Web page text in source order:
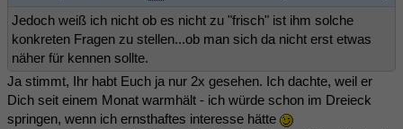
Jedoch weiß ich nicht ob es nicht zu "frisch" ist ihm solche
konkreten Fragen zu stellen...ob man sich da nicht erst etwas
näher für kennen sollte.
Ja stimmt, Ihr habt Euch ja nur 2x gesehen. Ich dachte, weil er
Dich seit einem Monat warmhält - ich würde schon im Dreieck
springen, wenn ich ernsthaftes interesse hätte